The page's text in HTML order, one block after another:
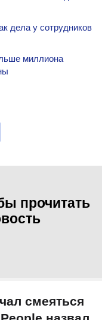
дела у сотрудников
миллиона
прочитать